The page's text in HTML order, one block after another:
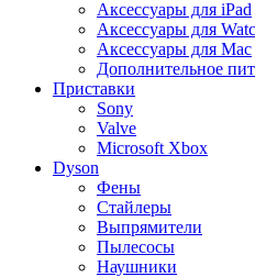
Аксессуары для iPad
Аксессуары для
Аксессуары для Mac
Дополнительное
Приставки
Sony
Valve
Microsoft Xbox
Dyson
Фены
Стайлеры
Выпрямители
Пылесосы
Наушники